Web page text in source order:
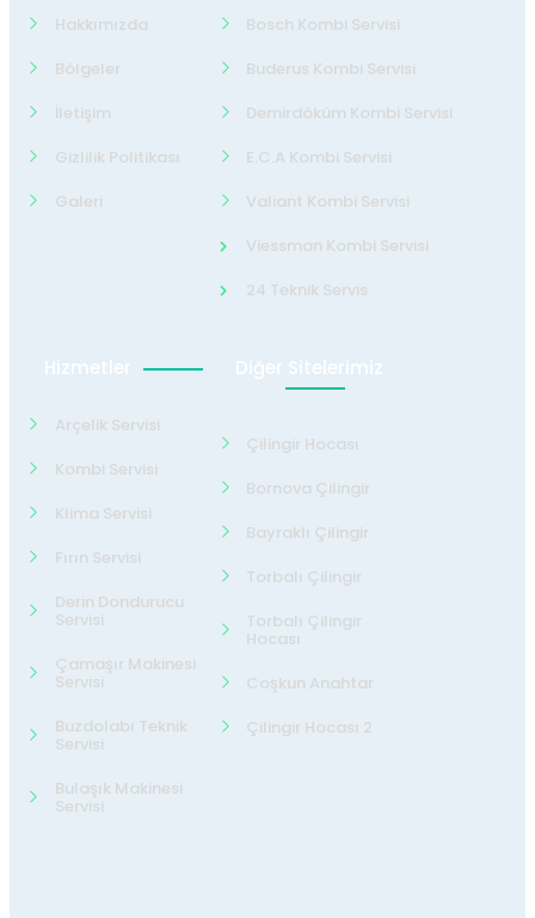
Hakkımızda
Bölgeler
İletişim
Gizlilik Politikası
Galeri
Bosch Kombi Servisi
Buderus Kombi Servisi
Demirdöküm Kombi Servisi
E.C.A Kombi Servisi
Valiant Kombi Servisi
Viessman Kombi Servisi
24 Teknik Servis
Hizmetler
Arçelik Servisi
Kombi Servisi
Klima Servisi
Fırın Servisi
Derin Dondurucu
Servisi
Çamaşır Makinesi
Servisi
Buzdolabı Teknik
Servisi
Bulaşık Makinesi
Servisi
Diğer Sitelerimiz
Çilingir Hocası
Bornova Çilingir
Bayraklı Çilingir
Torbalı Çilingir
Torbalı Çilingir
Hocası
Coşkun Anahtar
Çilingir Hocası 2